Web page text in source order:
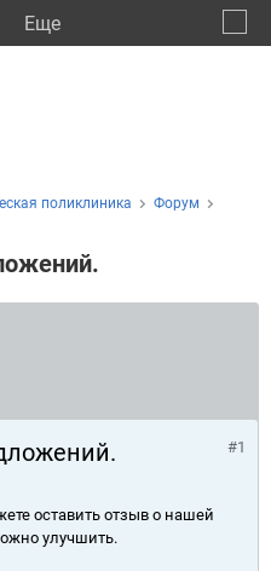
Eще
поликлиника
Форум
#1
оставить отзыв о нашей
улучшить.